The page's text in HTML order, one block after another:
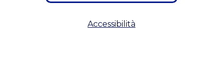
Accessibilità